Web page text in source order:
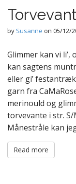
by Susanne on 05/12/
Glimmer kan vi
kan sagtens
eller gi’
garn fra
merinould og
torvevante i str.
Månestråle kan
Read more